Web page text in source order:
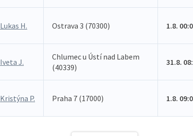
Lukas H. Ostrava 3 (70300) 1.8.
Iveta J.
Chlumec u Ústí nad Labem
(40339)
31.8.
Kristýna P. Praha 7 (17000) 1.8.